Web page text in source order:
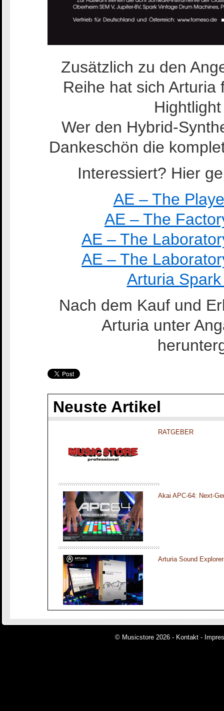
Zusätzlich zu den
Reihe hat sich
Wer den Hybrid-
Dankeschön die
Interessiert? Hier
AE – The
AE – The
AE – The
AE – The
Arturia
Nach dem Kauf und
Arturia unter
Neuste Artikel
RATGEBER
Akai APC-64: Next-
Arturia Sound
© Musicstore 2026 - Kontakt -